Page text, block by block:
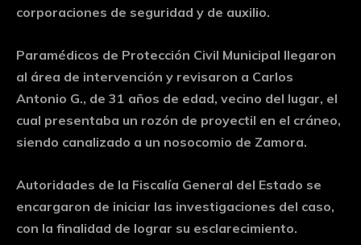
corporaciones de seguridad y de auxilio.
Paramédicos de Protección Civil Municipal llegaron
al área de intervención y revisaron a Carlos
Antonio G., de 31 años de edad, vecino del lugar, el
cual presentaba un rozón de proyectil en el cráneo,
siendo canalizado a un nosocomio de Zamora.
Autoridades de la Fiscalía General del Estado se
encargaron de iniciar las investigaciones del caso,
con la finalidad de lograr su esclarecimiento.